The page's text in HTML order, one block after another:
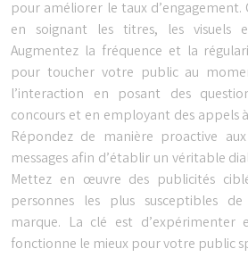
pour améliorer le taux
en soignant les titres, les visuels
Augmentez la fréquence et la
pour toucher votre public au
l’interaction en posant des
concours et en employant des appels
Répondez de manière proactive
messages afin d’établir un véritable
Mettez en œuvre des publicités
personnes les plus susceptibles
marque. La clé est
fonctionne le mieux pour votre public